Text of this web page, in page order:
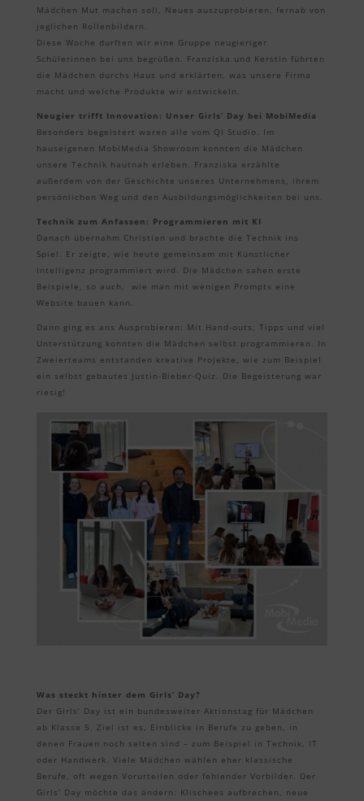
Mädchen Mut machen soll, Neues auszuprobieren, fernab von
jeglichen Rollenbildern.
Diese Woche durften wir eine Gruppe neugieriger
Schülerinnen bei uns begrüßen. Franziska und Kerstin führten
die Mädchen durchs Haus und erklärten, was unsere Firma
macht und welche Produkte wir entwickeln.
Neugier trifft Innovation: Unser Girls’ Day bei MobiMedia
Besonders begeistert waren alle vom QI Studio. Im
hauseigenen MobiMedia Showroom konnten die Mädchen
unsere Technik hautnah erleben. Franziska erzählte
außerdem von der Geschichte unseres Unternehmens, ihrem
persönlichen Weg und den Ausbildungsmöglichkeiten bei uns.
Technik zum Anfassen: Programmieren mit KI
Danach übernahm Christian und brachte die Technik ins
Spiel. Er zeigte, wie heute gemeinsam mit Künstlicher
Intelligenz programmiert wird. Die Mädchen sahen erste
Beispiele, so auch, wie man mit wenigen Prompts eine
Website bauen kann.
Dann ging es ans Ausprobieren: Mit Hand-outs, Tipps und viel
Unterstützung konnten die Mädchen selbst programmieren. In
Zweierteams entstanden kreative Projekte, wie zum Beispiel
ein selbst gebautes Justin-Bieber-Quiz. Die Begeisterung war
riesig!
Was steckt hinter dem Girls’ Day?
Der Girls’ Day ist ein bundesweiter Aktionstag für Mädchen
ab Klasse 5. Ziel ist es, Einblicke in Berufe zu geben, in
denen Frauen noch selten sind – zum Beispiel in Technik, IT
oder Handwerk. Viele Mädchen wählen eher klassische
Berufe, oft wegen Vorurteilen oder fehlender Vorbilder. Der
Girls’ Day möchte das ändern: Klischees aufbrechen, neue